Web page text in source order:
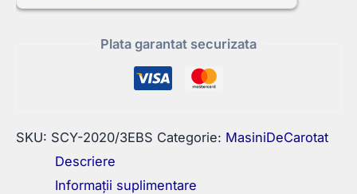
Plata garantat securizata
SKU: SCY-2020/3EBS Categorie: MasiniDeCarotat
Descriere
Informații suplimentare